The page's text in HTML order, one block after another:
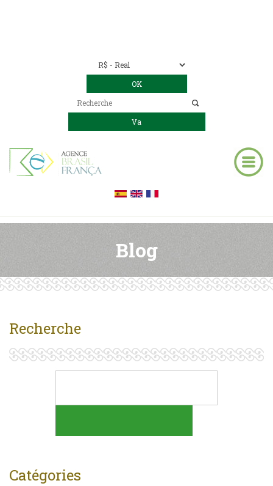
Blog
Recherche
Catégories